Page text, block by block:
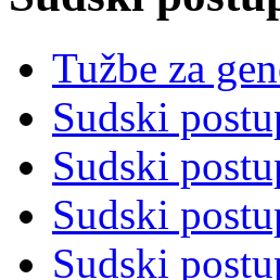
Tužbe za
Sudski
Sudski
Sudski
Sudski